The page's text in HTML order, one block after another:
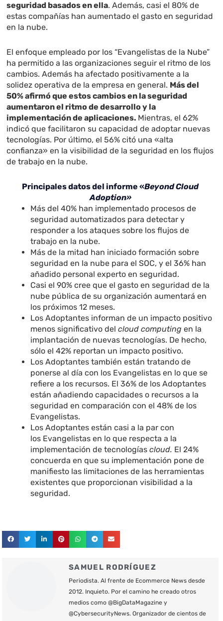
seguridad basados en ella. Además, casi el 80% de
estas compañías han aumentado el gasto en seguridad
en la nube.
El enfoque empleado por los “Evangelistas de la Nube”
ha permitido a las organizaciones seguir el ritmo de los
cambios. Además ha afectado positivamente a la
solidez operativa de la empresa en general. Más del
50% afirmó que estos cambios en la seguridad
aumentaron el ritmo de desarrollo y la
implementación de aplicaciones. Mientras, el 62%
indicó que facilitaron su capacidad de adoptar nuevas
tecnologías. Por último, el 56% citó una «alta
confianza» en la visibilidad de la seguridad en los flujos
de trabajo en la nube.
Principales datos del informe «Beyond Cloud
Adoption»
Más del 40% han implementado procesos de
seguridad automatizados para detectar y
responder a los ataques sobre los flujos de
trabajo en la nube.
Más de la mitad han iniciado formación sobre
seguridad en la nube para el SOC, y el 36% han
añadido personal experto en seguridad.
Casi el 90% cree que el gasto en seguridad de la
nube pública de su organización aumentará en
los próximos 12 meses.
Los Adoptantes informan de un impacto positivo
menos significativo delcloud computing en la
implantación de nuevas tecnologías. De hecho,
sólo el 42% reportan un impacto positivo.
Los Adoptantes también están tratando de
ponerse al día con los Evangelistas en lo que se
refiere a los recursos. El 36% de los Adoptantes
están añadiendo capacidades o recursos a la
seguridad en comparación con el 48% de los
Evangelistas.
Los Adoptantes están casi a la par con
los Evangelistas en lo que respecta a la
implementación de tecnologíascloud. El 24%
concuerda en que su implementación pone de
manifiesto las limitaciones de las herramientas
existentes que proporcionan visibilidad a la
seguridad.
SAMUEL RODRÍGUEZ
Periodista. Al frente de Ecommerce News desde
2012. Inquieto. Por el camino he creado otros
medios como @BigDataMagazine y
@CybersecurityNews. Organizador de cientos de